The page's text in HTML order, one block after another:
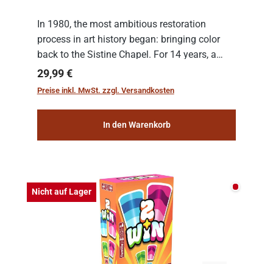
In 1980, the most ambitious restoration
process in art history began: bringing color
back to the Sistine Chapel. For 14 years, a
team of experts from the Vatican undertook
the meticulous job of cleaning and
Regulärer Preis:
29,99 €
Preise inkl. MwSt. zzgl. Versandkosten
In den Warenkorb
Nicht auf Lager Nicht